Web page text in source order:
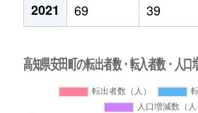
2021
69 39